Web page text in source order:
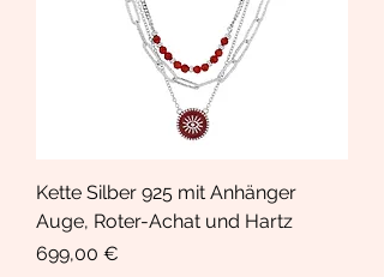
Kette Silber 925 mit Anhänger
Auge, Roter-Achat und Hartz
Preis
699,00 €